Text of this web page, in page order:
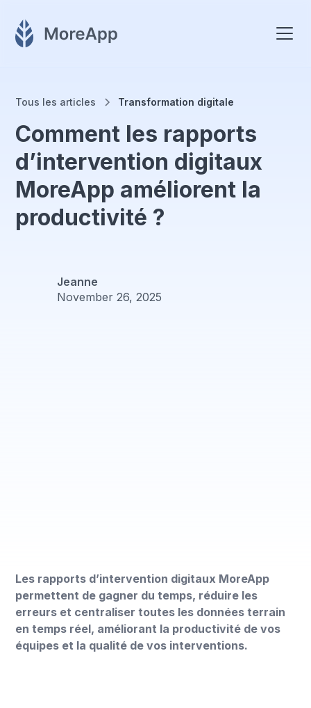
Tous les articles Transformation digitale
Comment les rapports
d’intervention digitaux
MoreApp améliorent la
productivité ?
Jeanne
November 26, 2025
Les rapports d’intervention digitaux MoreApp
permettent de gagner du temps, réduire les
erreurs et centraliser toutes les données terrain
en temps réel, améliorant la productivité de vos
équipes et la qualité de vos interventions.